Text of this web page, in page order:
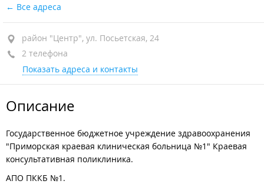
Все адреса
район "Центр", ул. Посьетская, 24
2 телефона
Показать адреса и контакты
Описание
Государственное бюджетное учреждение здравоохранения
"Приморская краевая клиническая больница №1" Краевая
консультативная поликлиника.
АПО ПККБ №1.